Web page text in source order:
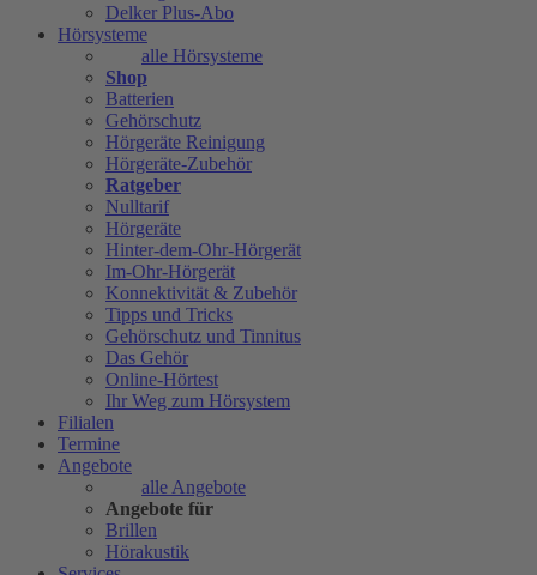
Delker Plus-Abo
Hörsysteme
alle Hörsysteme
Shop
Batterien
Gehörschutz
Hörgeräte Reinigung
Hörgeräte-Zubehör
Ratgeber
Nulltarif
Hörgeräte
Hinter-dem-Ohr-Hörgerät
Im-Ohr-Hörgerät
Konnektivität & Zubehör
Tipps und Tricks
Gehörschutz und Tinnitus
Das Gehör
Online-Hörtest
Ihr Weg zum Hörsystem
Filialen
Termine
Angebote
alle Angebote
Angebote für
Brillen
Hörakustik